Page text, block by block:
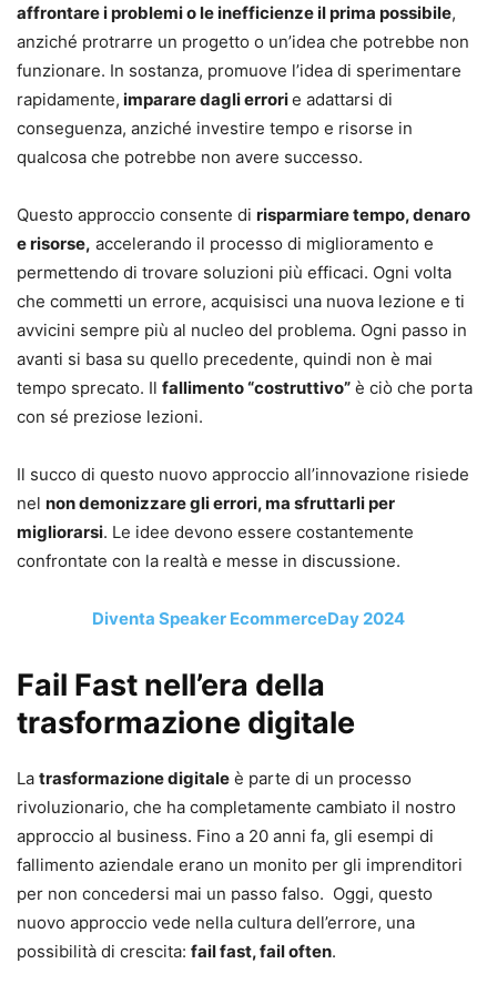
affrontare i problemi o le inefficienze il prima possibile,
anziché protrarre un progetto o un’idea che potrebbe non
funzionare. In sostanza, promuove l’idea di sperimentare
rapidamente, imparare dagli errorie adattarsi di
conseguenza, anziché investire tempo e risorse in
qualcosa che potrebbe non avere successo.
Questo approccio consente di risparmiare tempo, denaro
e risorse, accelerando il processo di miglioramento e
permettendo di trovare soluzioni più efficaci. Ogni volta
che commetti un errore, acquisisci una nuova lezione e ti
avvicini sempre più al nucleo del problema. Ogni passo in
avanti si basa su quello precedente, quindi non è mai
tempo sprecato. Il fallimento “costruttivo” è ciò che porta
con sé preziose lezioni.
Il succo di questo nuovo approccio all’innovazione risiede
nel non demonizzare gli errori, ma sfruttarli per
migliorarsi. Le idee devono essere costantemente
confrontate con la realtà e messe in discussione.
Diventa Speaker EcommerceDay 2024
Fail Fast nell’era della
trasformazione digitale
La trasformazione digitale è parte di un processo
rivoluzionario, che ha completamente cambiato il nostro
approccio al business. Fino a 20 anni fa, gli esempi di
fallimento aziendale erano un monito per gli imprenditori
per non concedersi mai un passo falso. Oggi, questo
nuovo approccio vede nella cultura dell’errore, una
possibilità di crescita: fail fast, fail often.